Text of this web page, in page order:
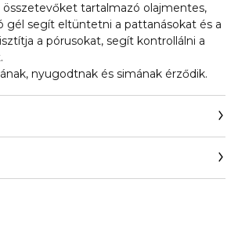
tartalmazó olajmentes,
gél segít eltüntetni a pattanásokat és a
a pórusokat, segít kontrollálni a
nyugodtnak és simának érződik.